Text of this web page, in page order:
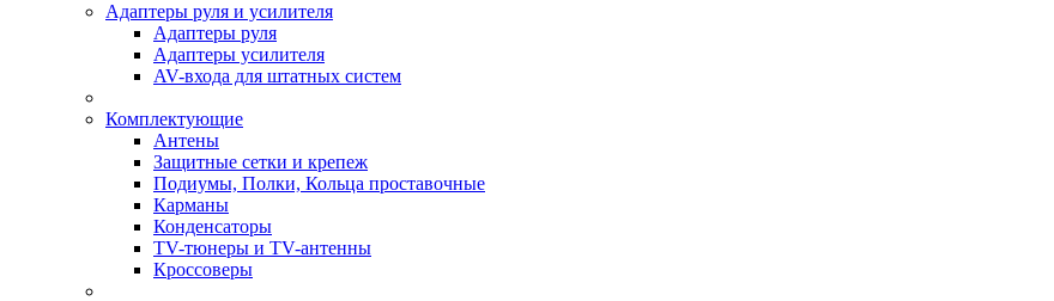
Адаптеры руля и усилителя
Адаптеры руля
Адаптеры усилителя
AV-входа для штатных систем
Комплектующие
Антены
Защитные сетки и крепеж
Подиумы, Полки, Кольца проставочные
Карманы
Конденсаторы
TV-тюнеры и TV-антенны
Кроссоверы